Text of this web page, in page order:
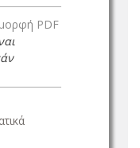
μορφή PDF